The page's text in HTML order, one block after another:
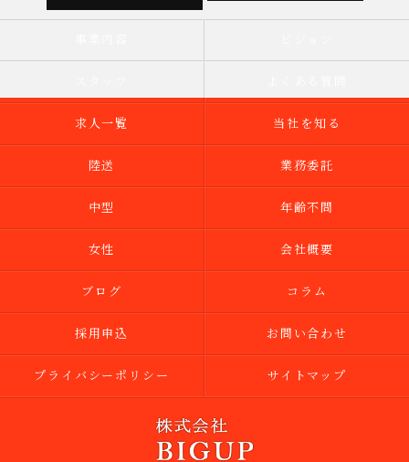
求人一覧 当社を知る
陸送 業務委託
中型 年齢不問
女性 会社概要
ブログ コラム
採用申込 お問い合わせ
プライバシーポリシー サイトマップ